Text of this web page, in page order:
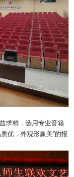
求精，选用专业音箱
优，外观形象美”的报